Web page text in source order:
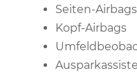
Seiten-Airbags
Kopf-Airbags